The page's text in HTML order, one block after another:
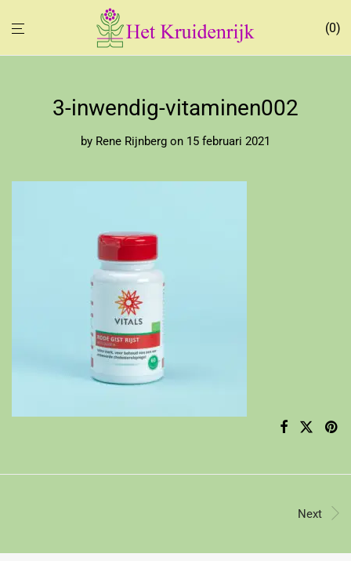
0
3-inwendig-vitaminen002
by Rene Rijnberg on 15 februari 2021
Next